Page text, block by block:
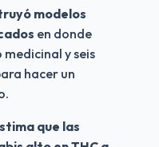
modelos
en donde
y seis
hacer un
que las